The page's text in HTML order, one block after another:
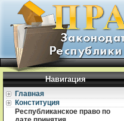
Навигация
Главная
Конституция
Республиканское право по